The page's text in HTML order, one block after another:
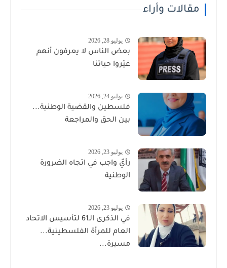
مقالات وأراء
يوليو 28, 2026
بعض الناس لا يعرفون أنهم
غيّروا حياتنا
يوليو 24, 2026
فلسطين والقضية الوطنية...
بين الحق والمراجعة
يوليو 23, 2026
رأيٌ واجب في اتجاه الضرورة
الوطنية
يوليو 23, 2026
في الذكرى الـ61 لتأسيس الاتحاد
العام للمرأة الفلسطينية...
مسيرة...